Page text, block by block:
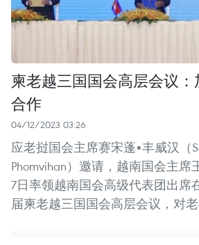
柬老越三国国会高层会议
合作
04/12/2023 03:26
应老挝国会主席赛宋蓬•丰威汉（
Phomvihan）邀请，越南国会主席
7日率领越南国会高级代表团出席
届柬老越三国国会高层会议，对老